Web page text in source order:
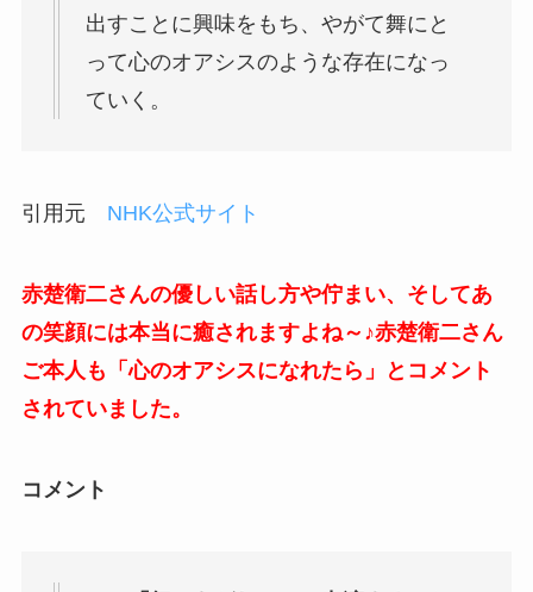
出すことに興味をもち、やがて舞にと
って心のオアシスのような存在になっ
ていく。
引用元 NHK公式サイト
赤楚衛二さんの優しい話し方や佇まい、そしてあ
の笑顔には本当に癒されますよね～♪赤楚衛二さん
ご本人も「心のオアシスになれたら」とコメント
されていました。
コメント